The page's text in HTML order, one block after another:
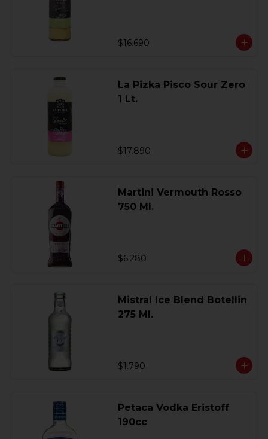
$16.690
La Pizka Pisco Sour Zero
1 Lt.
$17.890
Martini Vermouth Rosso
750 Ml.
$6.280
Mistral Ice Blend Botellin
275 Ml.
$1.790
Petaca Vodka Eristoff
190cc